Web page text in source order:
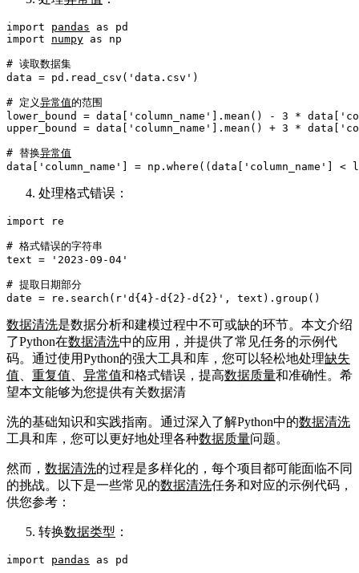
import pandas as
import
numpy as np
# 读取数据集
data = pd.read_csv( 'data.csv' )
# 定义异常值的范围
lower_bound = data[
'column_name' ].mean() - 3 * data[
upper_bound = data[
'column_name' ].mean() + 3 * data[
# 替换异常值
data[
'column_name' ] = np.where((data[ 'column_name' ] <
处理格式错误：
import re
# 格式错误的字符串
text =
'2023-09-04'
# 提取日期部分
date = re.search( r'd{4}-d{2}-d{2}'
数据清洗是数据分析和建模过程中不可或缺的环节。本文介绍
了Python在数据清洗中的应用，并提供了常见任务的示例代
码。通过使用Python的强大工具和库，您可以轻松地处理缺失
值
重复值 异常值和格式错误，提高数据质量和准确性。希
望本文能够为您提供有关数据清
洗的基础知识和实践指南。通过深入了解Python中的数据清洗
工具和库，您可以更好地处理各种数据质量问题。
然而， 数据清洗的过程是多样化的，每个项目都可能面临不同
的挑战。以下是一些常见的数据清洗任务和对应的示例代码，
供您参考：
转换数据类型 ：
import pandas as pd